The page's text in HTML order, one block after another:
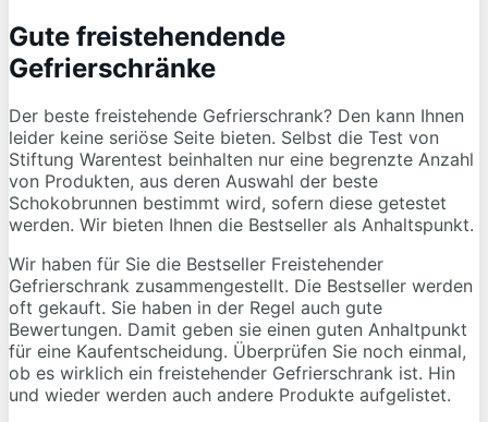
Gute freistehendende
Gefrierschränke
Der beste freistehende Gefrierschrank? Den kann Ihnen
leider keine seriöse Seite bieten. Selbst die Test von
Stiftung Warentest beinhalten nur eine begrenzte Anzahl
von Produkten, aus deren Auswahl der beste
Schokobrunnen bestimmt wird, sofern diese getestet
werden. Wir bieten Ihnen die Bestseller als Anhaltspunkt.
Wir haben für Sie die Bestseller Freistehender
Gefrierschrank zusammengestellt. Die Bestseller werden
oft gekauft. Sie haben in der Regel auch gute
Bewertungen. Damit geben sie einen guten Anhaltpunkt
für eine Kaufentscheidung. Überprüfen Sie noch einmal,
ob es wirklich ein freistehender Gefrierschrank ist. Hin
und wieder werden auch andere Produkte aufgelistet.